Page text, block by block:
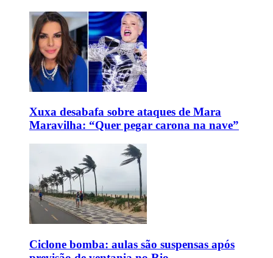
Xuxa desabafa sobre ataques de Mara
Maravilha: “Quer pegar carona na nave”
Ciclone bomba: aulas são suspensas após